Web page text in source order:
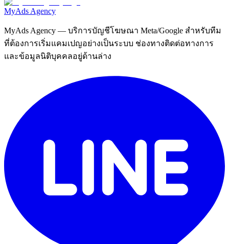
MyAds Agency
MyAds Agency — บริการบัญชีโฆษณา Meta/Google สำหรับทีม
ที่ต้องการเริ่มแคมเปญอย่างเป็นระบบ ช่องทางติดต่อทางการ
และข้อมูลนิติบุคคลอยู่ด้านล่าง